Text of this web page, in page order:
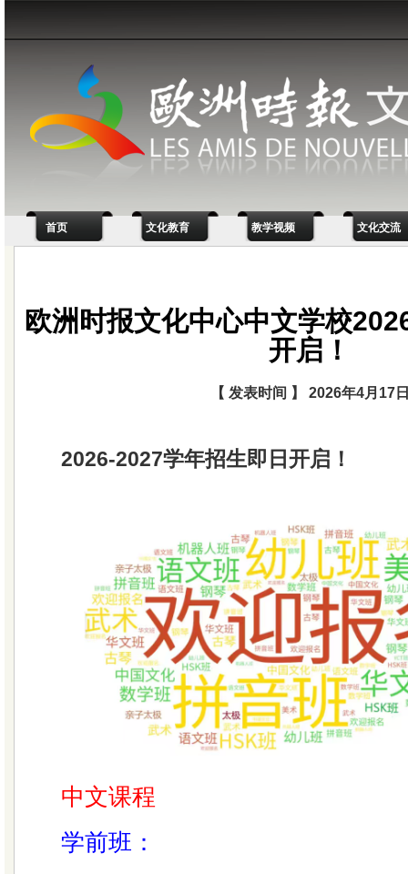
首页 文化教育 教学视频 文化交流
欧洲时报文化中心中文学校
开启！
【 发表时间 】 2026年4月17
2026-2027学年招生即日开启！
中文课程
学前班：